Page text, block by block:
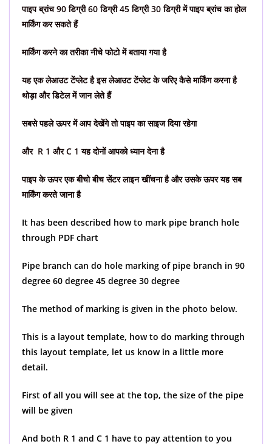
पाइप ब्रांच 90 डिग्री 60 डिग्री 45 डिग्री 30 डिग्री में पाइप ब्रांच का होल
मार्किंग करसकते हैं
मार्किंग करने का तरीका नीचे फोटो मेंबताया गया है
यह एक लेआउट टेंप्लेट है इस लेआउट टेंप्लेट के जरिए कैसे मार्किंग करना है
थोड़ा और डिटेल में जान लेते हैं
सबसे पहले ऊपर में आप देखेंगे तो पाइप का साइज दिया रहेगा
और R 1 और C 1 यह दोनों आपको ध्यान देना है
पाइप के ऊपर एक बीचो बीच सेंटर लाइन खींचना है और उसके ऊपर यह सब
मार्किंग करते जाना है
It has been described how to mark pipe branch hole
through PDF chart
Pipe branch can do hole marking of pipe branch in 90
degree 60 degree 45 degree 30 degree
The method of marking is given in the photo below.
This is a layout template, how to do marking through
this layout template, let us know in a little more
detail.
First of all you will see at the top, the size of the pipe
will be given
And both R 1 and C 1 have to pay attention to you